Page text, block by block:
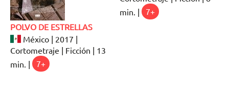
POLVO DE ESTRELLAS
México | 2017 |
Cortometraje | Ficción | 13
min. |
7+
min. |
7+